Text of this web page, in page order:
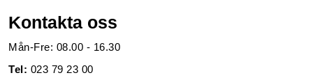
Kontakta oss
Mån-Fre: 08.00 - 16.30
Tel: 023 79 23 00